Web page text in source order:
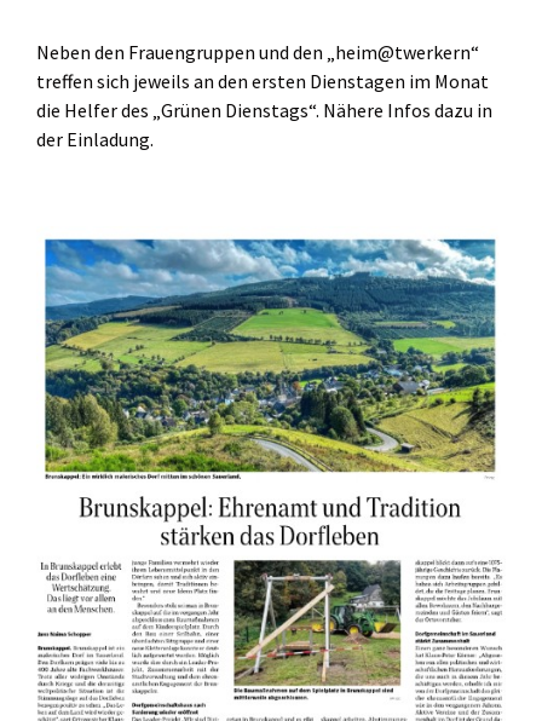
Neben den Frauengruppen und den „heim@twerkern“
treffen sich jeweils an den ersten Dienstagen im Monat
die Helfer des „Grünen Dienstags“. Nähere Infos dazu in
der Einladung.